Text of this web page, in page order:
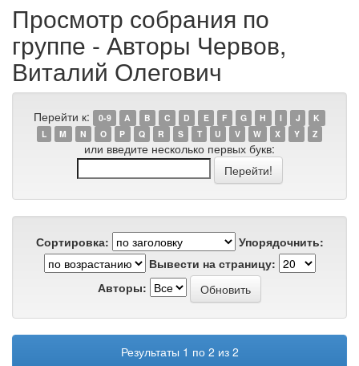
Просмотр собрания по
группе - Авторы Червов,
Виталий Олегович
Перейти к: 0-9 A B C D E F G H I J
K
L
M N O P Q R S T U V W X Y Z
или введите несколько первых букв:
Сортировка:
Упорядочнить:
Вывести на страницу:
Авторы:
Результаты 1 по 2 из 2